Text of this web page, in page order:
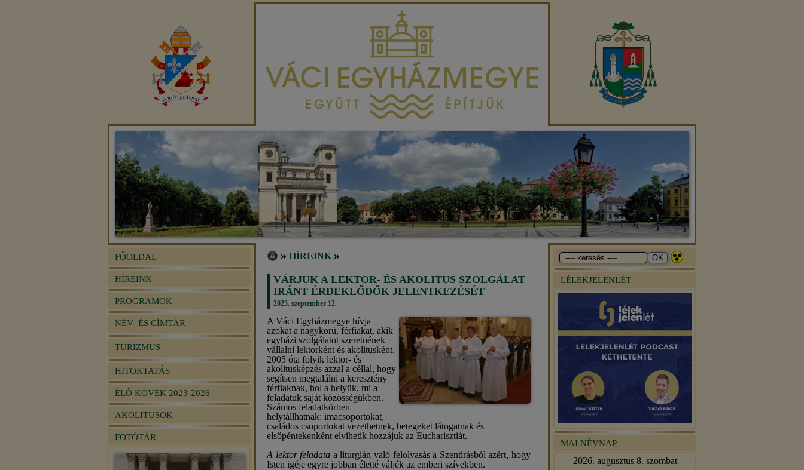
FŐOLDAL
HÍREINK
PROGRAMOK
NÉV- ÉS CÍMTÁR
TURIZMUS
HITOKTATÁS
ÉLŐ KÖVEK 2023-2026
AKOLITUSOK
FOTÓTÁR
» HÍREINK »
VÁRJUK A LEKTOR- ÉS AKOLITUS SZOLGÁLAT
IRÁNT ÉRDEKLŐDŐK JELENTKEZÉSÉT
2023. szeptember 12.
A Váci Egyházmegye hívja
azokat a nagykorú, férfiakat, akik
egyházi szolgálatot szeretnének
vállalni lektorként és akolitusként.
2005 óta folyik lektor- és
akolitusképzés azzal a céllal, hogy
segítsen megtalálni a keresztény
férfiaknak, hol a helyük, mi a
feladatuk saját közösségükben.
Számos feladatkörben
helytállhatnak: imacsoportokat,
családos csoportokat vezethetnek, betegeket látogatnak és
elsőpéntekenként elvihetik hozzájuk az Eucharisztiát.
A lektor feladata a liturgián való felolvasás a Szentírásból azért, hogy
Isten igéje egyre jobban életté váljék az emberi szívekben.
LÉLEKJELENLÉT
MAI NÉVNAP
2026. augusztus 8. szombat